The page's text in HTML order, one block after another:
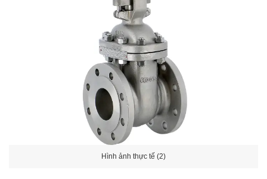
Hình ảnh thực tế (2)